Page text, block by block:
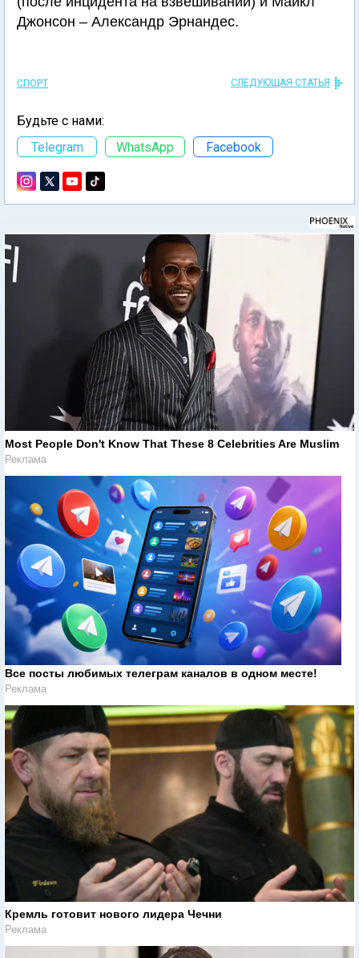
Джонсон – Александр Эрнандес.
СПОРТ СЛЕДУЮЩАЯ СТАТЬЯ
Будьте с нами:
Telegram
WhatsApp Facebook
Most People Don't Know That These 8 Celebrities Are Muslim
Реклама
Все посты любимых телеграм каналов в одном месте!
Реклама
Кремль готовит нового лидера Чечни
Реклама